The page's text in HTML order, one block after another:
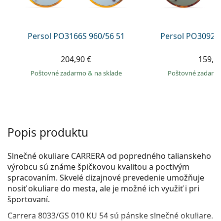
Persol
Persol PO3166S 960/56 51
204,90 €
Poštovné zadarmo& na sklade
Persol
Poštovné
Popis produktu
Slnečné okuliare CARRERA od popredného talianskeho
výrobcu sú známe špičkovou kvalitou a poctivým
spracovaním. Skvelé dizajnové prevedenie umožňuje
nosiť okuliare do mesta, ale je možné ich využiť i pri
športovaní.
Carrera 8033/GS 010 KU 54sú pánske slnečné okuliare.